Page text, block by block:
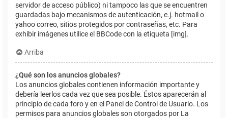
servidor de acceso público) ni tampoco las que se encuentren
guardadas bajo mecanismos de autenticación, e.j. hotmail o
yahoo correo, sitios protegidos por contraseñas, etc. Para
exhibir imágenes utilice el BBCode con la etiqueta [img].
Arriba
¿Qué son los anuncios globales?
Los anuncios globales contienen información importante y
debería leerlos cada vez que sea posible. Éstos aparecerán al
principio de cada foro y en el Panel de Control de Usuario. Los
permisos para anuncios globales son otorgados por La